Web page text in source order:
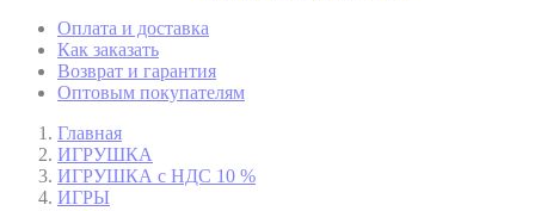
Оплата и доставка
Как заказать
Возврат и гарантия
Оптовым покупателям
Главная
ИГРУШКА
ИГРУШКА с НДС 10 %
ИГРЫ